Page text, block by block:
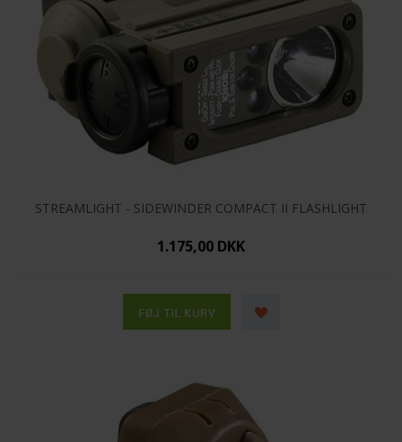
STREAMLIGHT - SIDEWINDER COMPACT II FLASHLIGHT
1.175,00 DKK